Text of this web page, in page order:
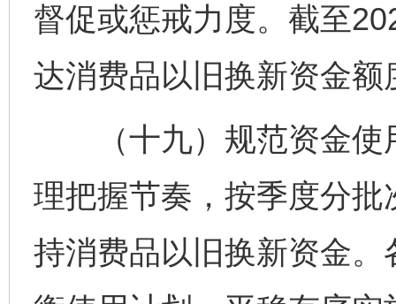
督促或惩戒力度。截至
达消费品以旧换新资金额
（十九）规范资金使
理把握节奏，按季度分
持消费品以旧换新资金